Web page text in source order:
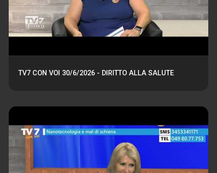
TV7 CON VOI 30/6/2026 - DIRITTO ALLA SALUTE